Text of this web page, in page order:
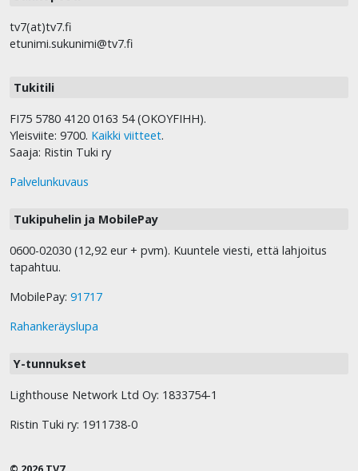
tv7(at)tv7.fi
etunimi.sukunimi@tv7.fi
Tukitili
FI75 5780 4120 0163 54 (OKOYFIHH).
Yleisviite: 9700. Kaikki viitteet.
Saaja: Ristin Tuki ry
Palvelunkuvaus
Tukipuhelin ja MobilePay
0600-02030 (12,92 eur + pvm). Kuuntele viesti, että lahjoitus
tapahtuu.
MobilePay: 91717
Rahankeräyslupa
Y-tunnukset
Lighthouse Network Ltd Oy: 1833754-1
Ristin Tuki ry: 1911738-0